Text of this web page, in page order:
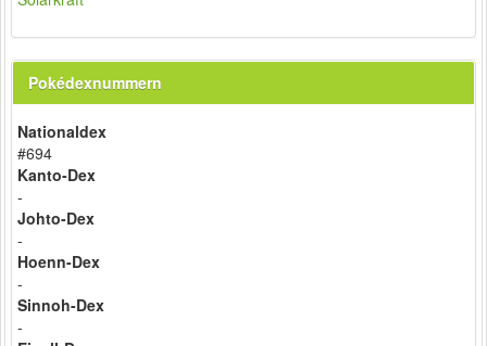
Pokédexnummern
Nationaldex
#694
Kanto-Dex
-
Johto-Dex
-
Hoenn-Dex
-
Sinnoh-Dex
-